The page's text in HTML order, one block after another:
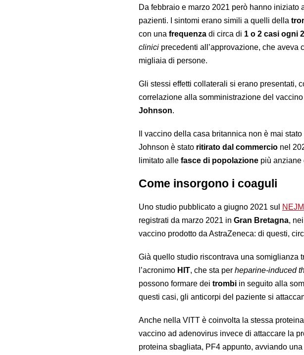
Da febbraio e marzo 2021 però hanno iniziato
pazienti. I sintomi erano simili a quelli della
con una frequenza di circa di 1 o 2 casi ogni
clinici precedenti all’approvazione, che aveva
migliaia di persone.
Gli stessi effetti collaterali si erano presentati,
correlazione alla somministrazione del
Johnson.
Il vaccino della casa britannica non è mai
Johnson è stato ritirato dal commercio nel
limitato alle fasce di popolazione più anziane
Come insorgono i coaguli
Uno studio pubblicato a giugno 2021 sul NEJM
registrati da marzo 2021 in Gran Bretagna,
vaccino prodotto da AstraZeneca: di questi,
Già quello studio riscontrava una somiglianza
l’acronimo HIT, che sta per heparine-induced
possono formare dei trombi in seguito alla
questi casi, gli anticorpi del paziente si
Anche nella VITT è coinvolta la stessa
vaccino ad adenovirus invece di attaccare la
proteina sbagliata, PF4 appunto, avviando